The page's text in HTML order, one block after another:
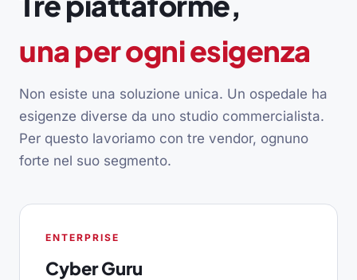
una per ogni esigenza
Non esiste una soluzione unica. Un ospedale ha
esigenze diverse da uno studio commercialista.
Per questo lavoriamo con tre vendor, ognuno
forte nel suo segmento.
ENTERPRISE
Cyber Guru